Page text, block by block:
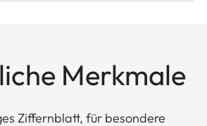
Merkmale
Ziffernblatt, für besondere